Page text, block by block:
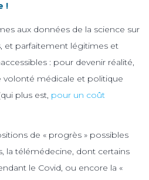
!
aux données de la science sur
et parfaitement légitimes et
: pour devenir réalité,
volonté médicale et politique
plus est, pour un coût
de « progrès » possibles
la télémédecine, dont certains
le Covid, ou encore la «